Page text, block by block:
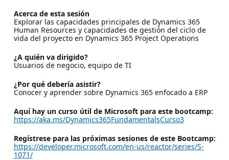
Acerca de esta sesión
Explorar las capacidades principales de Dynamics 365
Human Resources y capacidades de gestión del ciclo de
vida del proyecto en Dynamics 365 Project Operations
¿A quién va dirigido?
Usuarios de negocio, equipo de TI
¿Por qué debería asistir?
Conocer y aprender sobre Dynamics 365 enfocado a ERP
Aquí hay un curso útil de Microsoft para este bootcamp:
https://aka.ms/Dynamics365FundamentalsCurso3
Regístrese para las próximas sesiones de este Bootcamp:
https://developer.microsoft.com/en-us/reactor/series/S-
1071/